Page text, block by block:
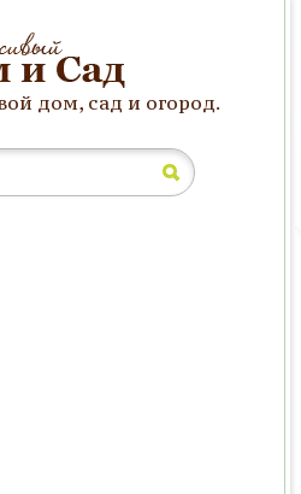
дом, сад и огород.